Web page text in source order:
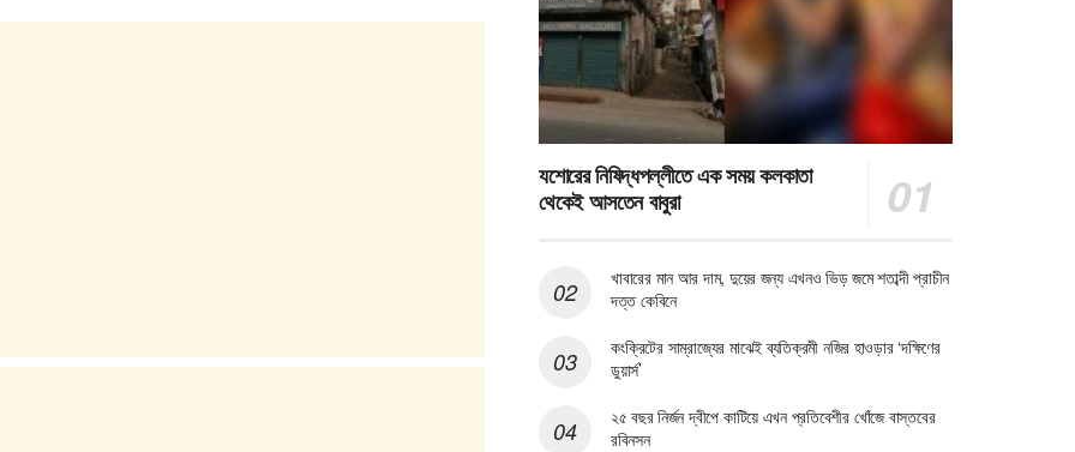
যশোরের নিষিদ্ধপল্লীতে এক সময় কলকাতা
থেকেই আসতেন বাবুরা
খাবারের মান আর দাম, দুয়ের জন্য এখনও ভিড় জমে শতাব্দী প্রাচীন
দত্ত কেবিনে
কংক্রিটের সাম্রাজ্যের মাঝেই ব্যতিক্রমী নজির হাওড়ার ‘দক্ষিণের
ডুয়ার্স’
২৫ বছর নির্জন দ্বীপে কাটিয়ে এখন প্রতিবেশীর খোঁজে বাস্তবের
রবিনসন